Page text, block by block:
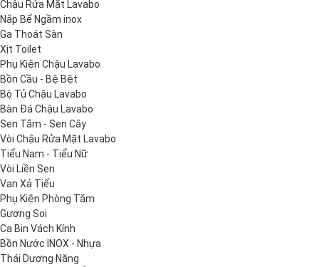
Chậu Rửa Mặt Lavabo
Nắp Bể Ngầm inox
Ga Thoát Sàn
Xịt Toilet
Phụ Kiện Chậu Lavabo
Bồn Cầu - Bệ Bệt
Bộ Tủ Chậu Lavabo
Bàn Đá Chậu Lavabo
Sen Tắm - Sen Cây
Vòi Chậu Rửa Mặt Lavabo
Tiểu Nam - Tiểu Nữ
Vòi Liền Sen
Van Xả Tiểu
Phụ Kiện Phòng Tắm
Gương Soi
Ca Bin Vách Kính
Bồn Nước INOX - Nhựa
Thái Dương Năng